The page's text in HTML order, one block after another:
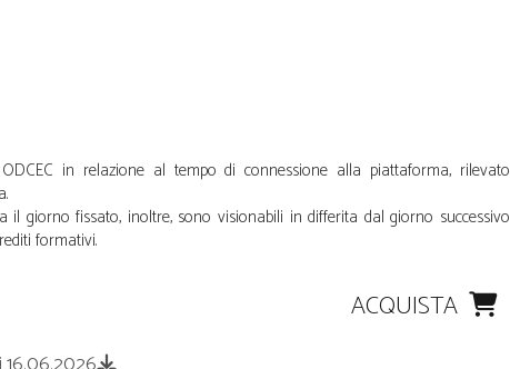
in relazione al tempo di connessione alla piattaforma, rilevato
il giorno fissato, inoltre, sono visionabili in differita dal giorno successivo
formativi.
ACQUISTA